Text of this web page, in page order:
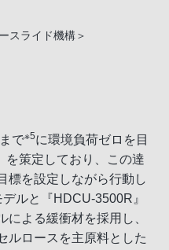
スライド機構＞
で※5に環境負荷ゼロを目
を策定しており、この達
標を設定しながら行動し
ルと『HDCU-3500R』
よる緩衝材を採用し、
ルロースを主原料とした